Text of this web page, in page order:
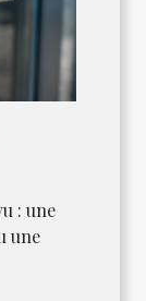
: une
une